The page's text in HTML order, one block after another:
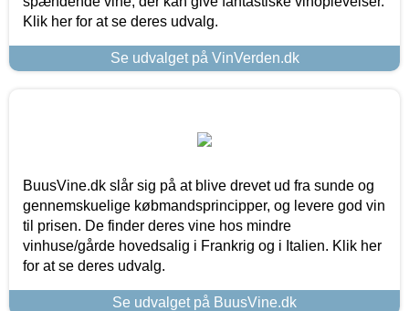
Klik her for at se deres udvalg.
Se udvalget på VinVerden.dk
BuusVine.dk slår sig på at blive drevet ud fra sunde og
gennemskuelige købmandsprincipper, og levere god vin
til prisen. De finder deres vine hos mindre
vinhuse/gårde hovedsalig i Frankrig og i Italien. Klik her
for at se deres udvalg.
Se udvalget på BuusVine.dk